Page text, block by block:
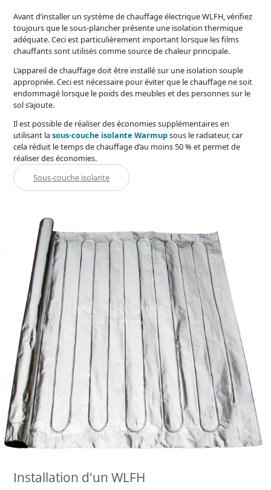
Avant d’installer un système de chauffage électrique WLFH, vérifiez
toujours que le sous-plancher présente une isolation thermique
adéquate. Ceci est particulièrement important lorsque les films
chauffants sont utilisés comme source de chaleur principale.
L’appareil de chauffage doit être installé sur une isolation souple
appropriée. Ceci est nécessaire pour éviter que le chauffage ne soit
endommagé lorsque le poids des meubles et des personnes sur le
sol s’ajoute.
Il est possible de réaliser des économies supplémentaires en
utilisant lasous-couche isolante Warmupsous le radiateur, car
cela réduit le temps de chauffage d’au moins 50 % et permet de
réaliser des économies.
Sous-couche isolante
Installation d'un WLFH